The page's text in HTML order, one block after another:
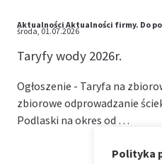
Aktualności Aktualności firmy. Do
środa, 01.07.2026
Taryfy wody 2026r.
Ogłoszenie - Taryfa na
zbiorowe odprowadzanie
Podlaski na okres od …
Polityka